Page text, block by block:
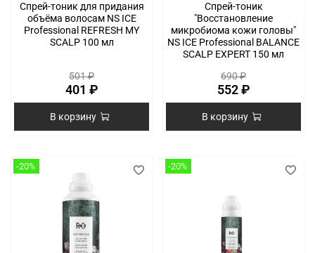
Спрей-тоник для придания
объёма волосам NS ICE
Professional REFRESH MY
SCALP 100 мл
501 ₽
401 ₽
В корзину
Спрей-тоник
"Восстановление
микробиома кожи головы"
NS ICE Professional BALANCE
SCALP EXPERT 150 мл
690 ₽
552 ₽
В корзину
-20% -20%